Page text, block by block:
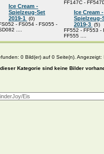
Ice Cream -
Spielzeug-Set
2019-1 (0)
- FS054 - FS055 -
....
FF147C -
Ice Cream -
Spielzeug-
2019-3 (5)
FF552 - FF553 -
FF555 ....
0 Bild(er) auf 0 Seite(n). Angezeigt:
Kategorie sind keine Bilder